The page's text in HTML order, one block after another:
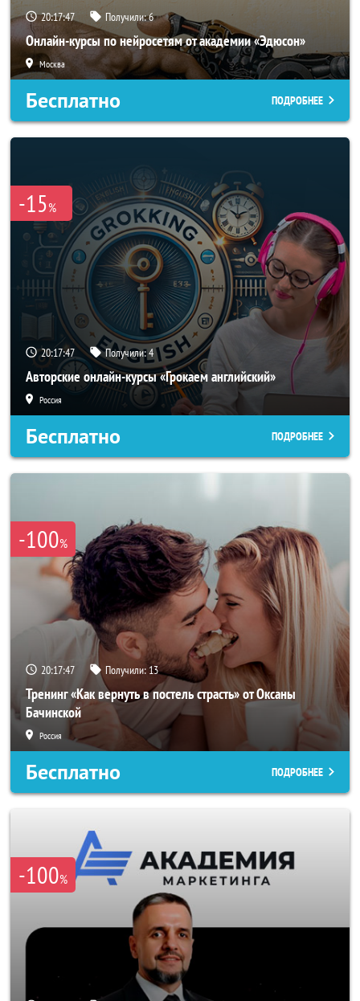
20:17:45 Получили:6
Онлайн-курсы по нейросетям от академии «Эдюсон»
Москва
Бесплатно ПОДРОБНЕЕ
-15%
20:17:45 Получили:4
Авторские онлайн-курсы «Грокаем английский»
Россия
Бесплатно ПОДРОБНЕЕ
-100%
20:17:45 Получили: 13
Тренинг «Как вернуть в постель страсть» от Оксаны
Бачинской
Россия
Бесплатно ПОДРОБНЕЕ
-100%